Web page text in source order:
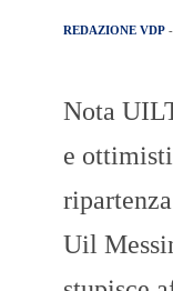
REDAZIONE VDP
Nota
e
Uil